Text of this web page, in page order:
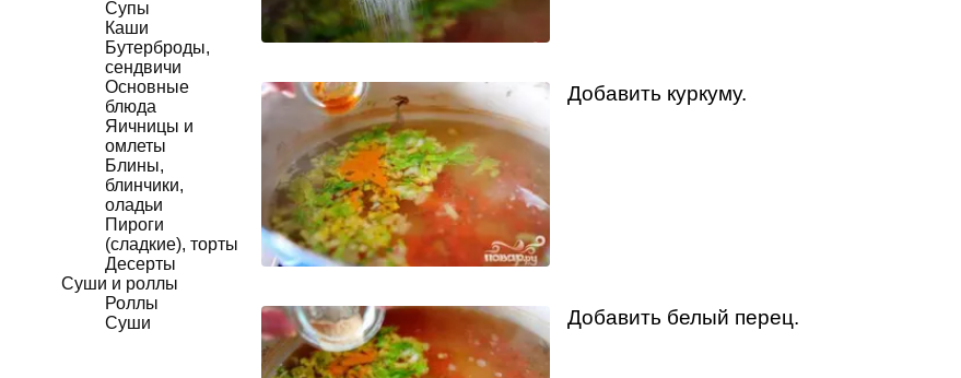
Супы
Каши
Бутерброды,
сендвичи
Основные
блюда
Яичницы и
омлеты
Блины,
блинчики,
оладьи
Пироги
(сладкие), торты
Десерты
Суши и роллы
Роллы
Суши
Добавить куркуму.
Добавить белый перец.